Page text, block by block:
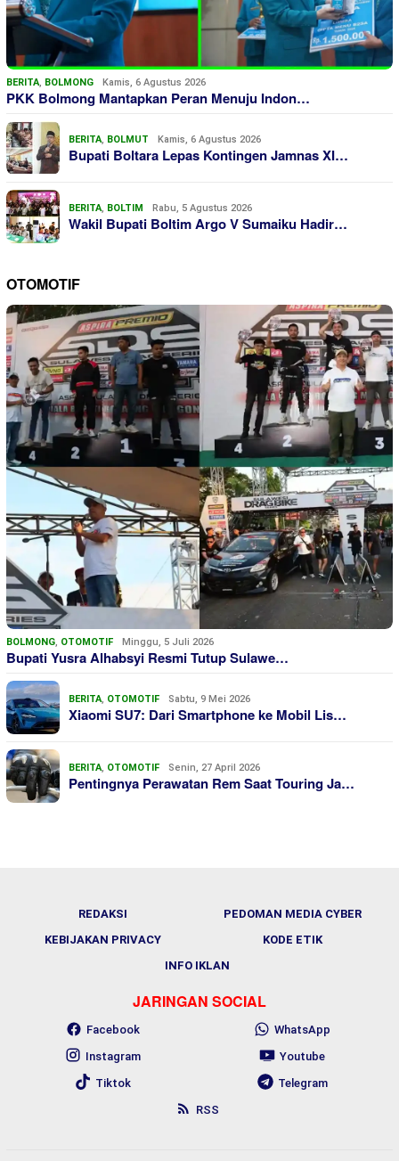
BERITA, BOLMONG Kamis, 6 Agustus 2026
PKK Bolmong Mantapkan Peran Menuju Indon…
BERITA, BOLMUT Kamis, 6 Agustus 2026
Bupati Boltara Lepas Kontingen Jamnas XI…
BERITA, BOLTIM Rabu, 5 Agustus 2026
Wakil Bupati Boltim Argo V Sumaiku Hadir…
OTOMOTIF
BOLMONG, OTOMOTIF Minggu, 5 Juli 2026
Bupati Yusra Alhabsyi Resmi Tutup Sulawe…
BERITA, OTOMOTIF Sabtu, 9 Mei 2026
Xiaomi SU7: Dari Smartphone ke Mobil Lis…
BERITA, OTOMOTIF Senin, 27 April 2026
Pentingnya Perawatan Rem Saat Touring Ja…
REDAKSI
PEDOMAN MEDIA CYBER
KEBIJAKAN PRIVACY
KODE ETIK
INFO IKLAN
JARINGAN SOCIAL
Facebook
WhatsApp
Instagram
Youtube
Tiktok
Telegram
RSS